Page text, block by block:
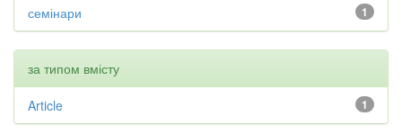
1
семінари
за типом вмісту
1
Article